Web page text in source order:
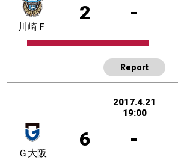
2 -
川崎Ｆ
Report
2017.4.21
19:00
6 -
Ｇ大阪